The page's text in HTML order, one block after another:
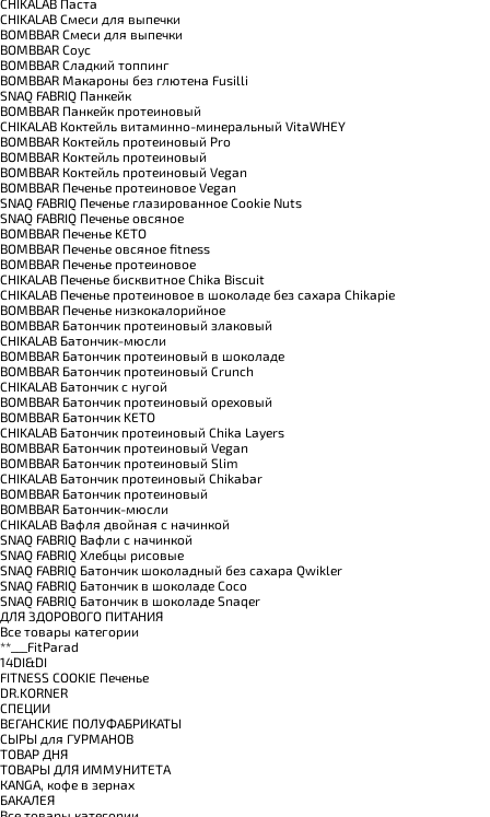
CHIKALAB Смеси для выпечки
BOMBBAR Смеси для выпечки
BOMBBAR Соус
BOMBBAR Сладкий топпинг
BOMBBAR Макароны без глютена Fusilli
SNAQ FABRIQ Панкейк
BOMBBAR Панкейк протеиновый
CHIKALAB Коктейль витаминно-минеральный VitaWHEY
BOMBBAR Коктейль протеиновый Pro
BOMBBAR Коктейль протеиновый
BOMBBAR Коктейль протеиновый Vegan
BOMBBAR Печенье протеиновое Vegan
SNAQ FABRIQ Печенье глазированное Cookie Nuts
SNAQ FABRIQ Печенье овсяное
BOMBBAR Печенье KETO
BOMBBAR Печенье овсяное fitness
BOMBBAR Печенье протеиновое
CHIKALAB Печенье бисквитное Chika Biscuit
CHIKALAB Печенье протеиновое в шоколаде без сахара Chikapie
BOMBBAR Печенье низкокалорийное
BOMBBAR Батончик протеиновый злаковый
CHIKALAB Батончик-мюсли
BOMBBAR Батончик протеиновый в шоколаде
BOMBBAR Батончик протеиновый Crunch
CHIKALAB Батончик с нугой
BOMBBAR Батончик протеиновый ореховый
BOMBBAR Батончик KETO
CHIKALAB Батончик протеиновый Chika Layers
BOMBBAR Батончик протеиновый Vegan
BOMBBAR Батончик протеиновый Slim
CHIKALAB Батончик протеиновый Chikabar
BOMBBAR Батончик протеиновый
BOMBBAR Батончик-мюсли
CHIKALAB Вафля двойная с начинкой
SNAQ FABRIQ Вафли с начинкой
SNAQ FABRIQ Хлебцы рисовые
SNAQ FABRIQ Батончик шоколадный без сахара Qwikler
SNAQ FABRIQ Батончик в шоколаде Coco
SNAQ FABRIQ Батончик в шоколаде Snaqer
ДЛЯ ЗДОРОВОГО ПИТАНИЯ
Все товары категории
**___FitParad
14DI&DI
FITNESS COOKIE Печенье
DR.KORNER
СПЕЦИИ
ВЕГАНСКИЕ ПОЛУФАБРИКАТЫ
СЫРЫ для ГУРМАНОВ
TОВАР ДНЯ
TОВАРЫ ДЛЯ ИММУНИТЕТА
КANGA, кофе в зернах
БАКАЛЕЯ